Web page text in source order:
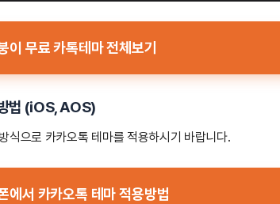
이 무료 카톡테마 전체보기
법 (iOS, AOS)
식으로 카카오톡 테마를 적용하시기 바랍니다.
에서 카카오톡 테마 적용방법